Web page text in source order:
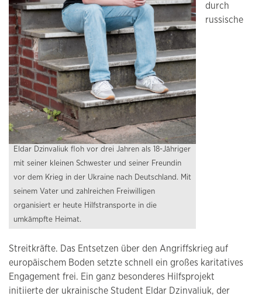
Eldar Dzinvaliuk floh vor drei Jahren als 18-Jähriger
mit seiner kleinen Schwester und seiner Freundin
vor dem Krieg in der Ukraine nach Deutschland. Mit
seinem Vater und zahlreichen Freiwilligen
organisiert er heute Hilfstransporte in die
umkämpfte Heimat.
durch
russische
Streitkräfte. Das Entsetzen über den Angriffskrieg auf
europäischem Boden setzte schnell ein großes karitatives
Engagement frei. Ein ganz besonderes Hilfsprojekt
initiierte der ukrainische Student Eldar Dzinvaliuk, der